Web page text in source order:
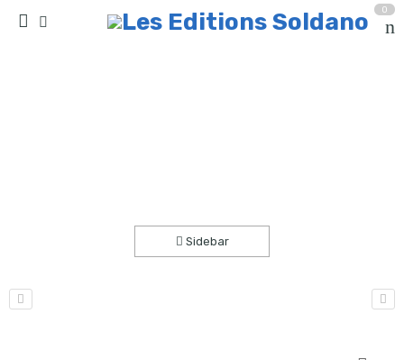
0
Sidebar